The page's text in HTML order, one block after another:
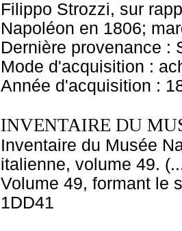
Filippo Strozzi, sur
Napoléon en 1806;
Dernière provenance :
Mode d'acquisition :
Année d'acquisition :
INVENTAIRE DU
Inventaire du Musée
italienne, volume 49.
Volume 49, formant le
1DD41